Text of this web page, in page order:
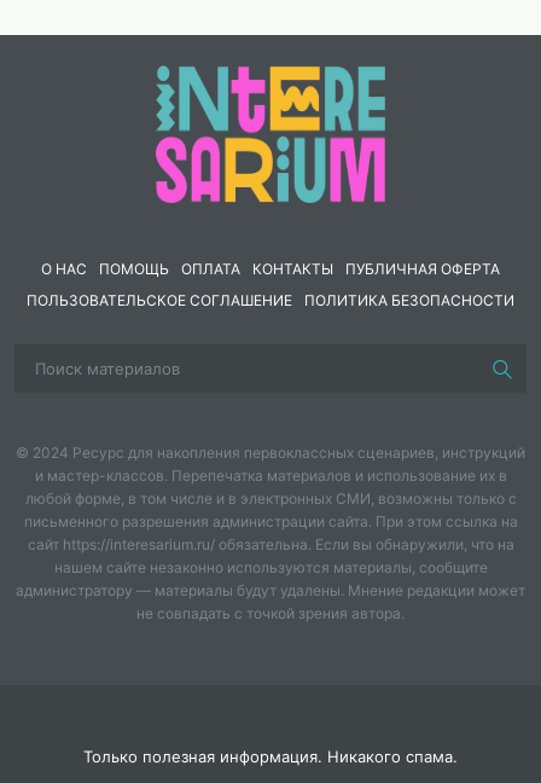
мгновенно.
Уровень сложности: лёгкий.
Необходимые навыки:
умение вязать крючком кольцо амигуруми,
скользящую петлю, воздушные петли, столбики
иголкой с ниткой.
2. крючок для вязания #0,6 - 1 шт;
b) #433 Кофе с молоком,
c) #436 Молочный;
4. пряжа «Katia seacell cotton»: 50 г = 120 м
a) #106 Светло-зелёный,
b) #102 Пастельный жёлтый;
5. счётчик рядов (необязательно, но полезно, чтобы
не сбиться при вязании);
8. наполнитель для игрушек;
О НАС ПОМОЩЬ ОПЛАТА КОНТАКТЫ
ПУБЛИЧНАЯ ОФЕРТА
ПОЛЬЗОВАТЕЛЬСКОЕ СОГЛАШЕНИЕ
ПОЛИТИКА БЕЗОПАСНОСТИ
© 2024 Ресурс для накопления первоклассных сценариев, инструкций
и мастер-классов. Перепечатка материалов и использование их в
любой форме, в том числе и в электронных СМИ, возможны только с
письменного разрешения администрации сайта. При этом ссылка на
сайт https://interesarium.ru/ обязательна. Если вы обнаружили, что на
нашем сайте незаконно используются материалы, сообщите
администратору — материалы будут удалены. Мнение редакции может
не совпадать с точкой зрения автора.
Только полезная информация. Никакого спама.